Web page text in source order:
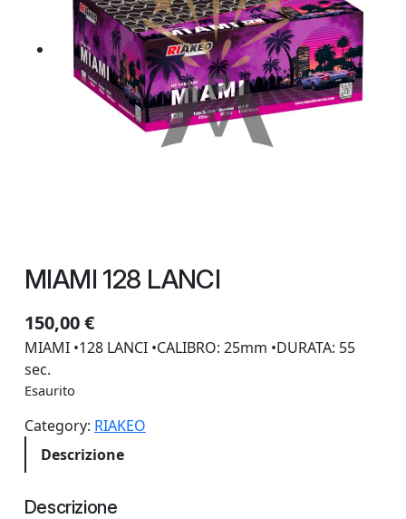
MIAMI 128 LANCI
150,00€
MIAMI •128 LANCI •CALIBRO: 25mm •DURATA: 55
sec.
Esaurito
Category: RIAKEO
Descrizione
Descrizione